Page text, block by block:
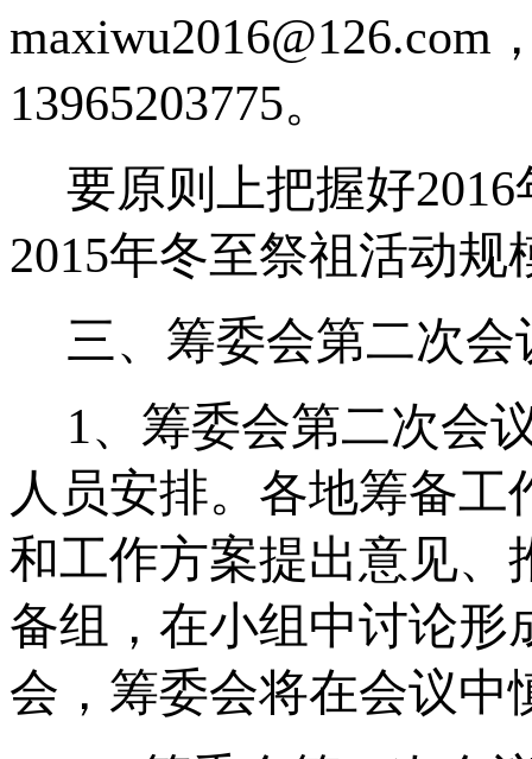
maxiwu2016@126.com
13965203775。
要原则上把握好2016
2015年冬至祭祖活动规
三、筹委会第二次
1、筹委会第二次会
人员安排。各地筹备
和工作方案提出意见、
备组，在小组中讨论形
会，筹委会将在会议中